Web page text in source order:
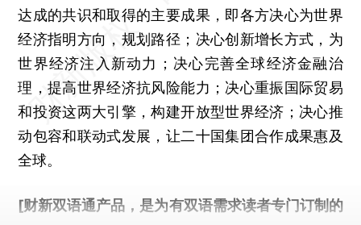
达成的共识和取得的主要成果，即各方决心为世界
经济指明方向，规划路径；决心创新增长方式，为
世界经济注入新动力；决心完善全球经济金融治
理，提高世界经济抗风险能力；决心重振国际贸易
和投资这两大引擎，构建开放型世界经济；决心推
动包容和联动式发展，让二十国集团合作成果惠及
全球。
[财新双语通产品，是为有双语需求读者专门订制的